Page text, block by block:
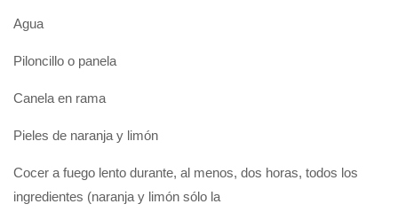
Agua
Piloncillo o panela
Canela en rama
Pieles de naranja y limón
Cocer a fuego lento durante, al menos, dos horas, todos los
ingredientes (naranja y limón sólo la